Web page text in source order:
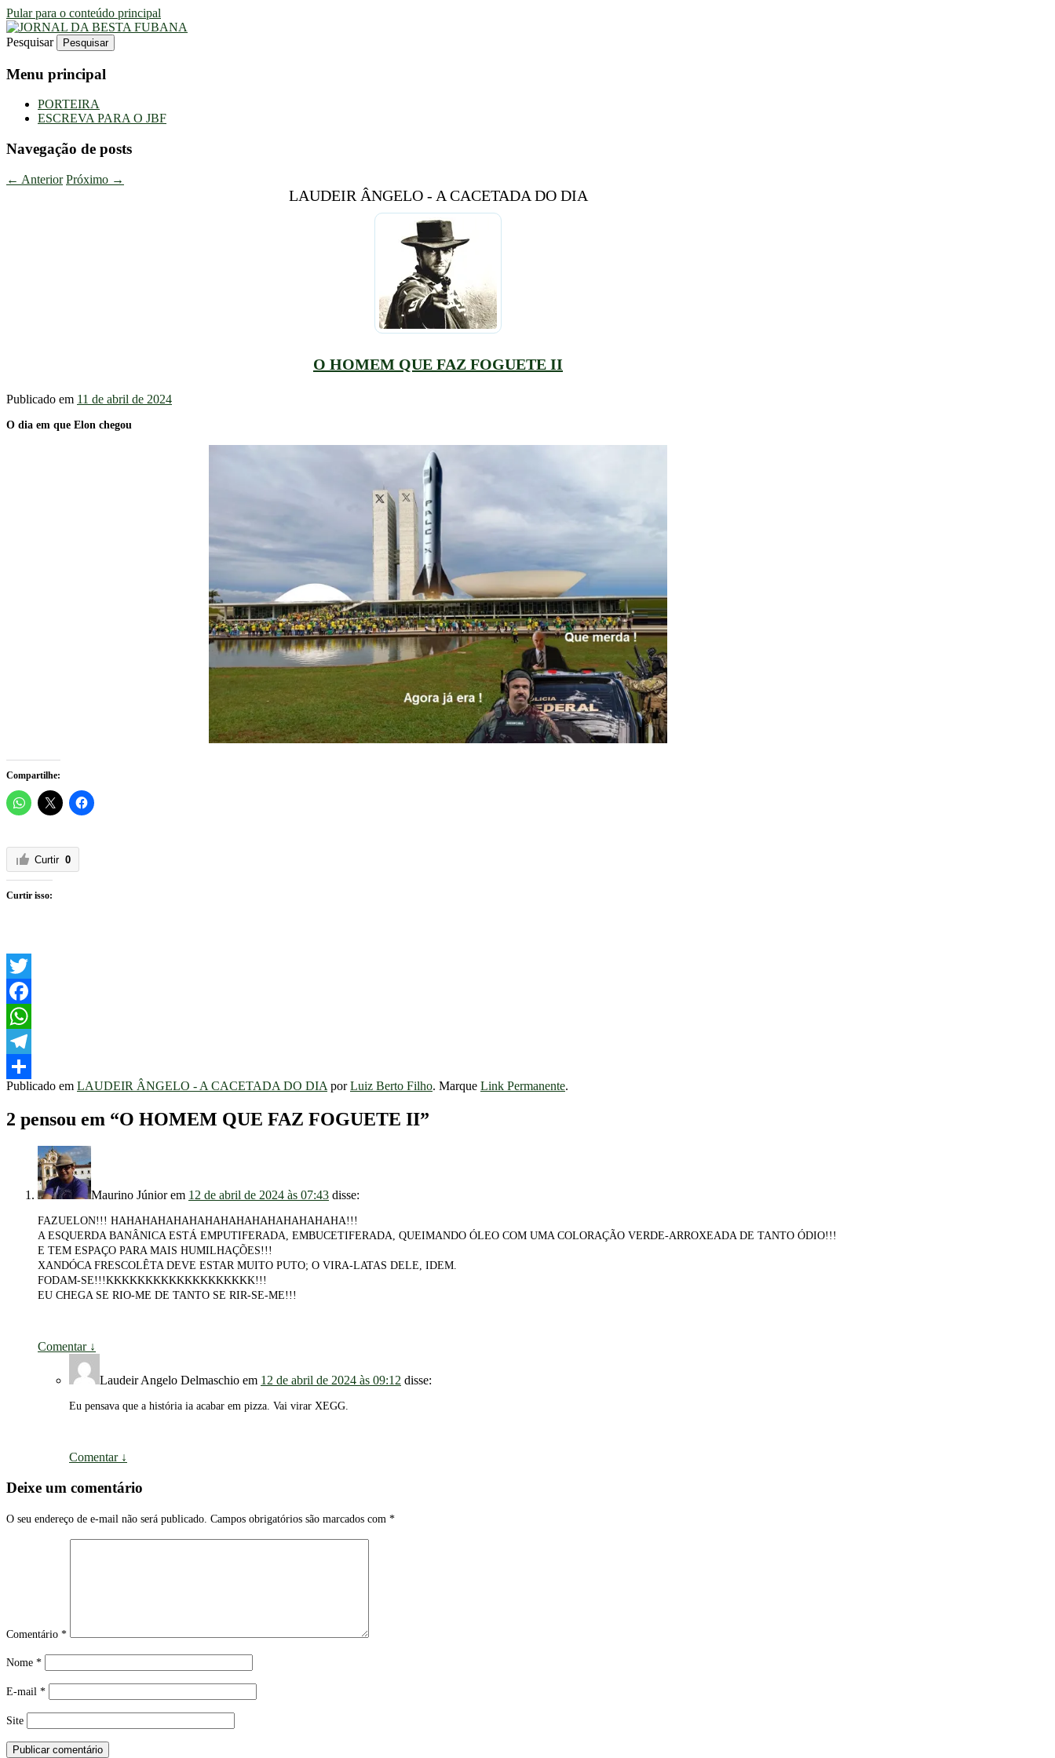
Pular para o conteúdo principal
JORNAL DA BESTA FUBANA
Uma Gazeta Escrota
Pesquisar
Menu principal
PORTEIRA
ESCREVA PARA O JBF
Navegação de posts
← Anterior Próximo →
LAUDEIR ÂNGELO - A CACETADA DO DIA
O HOMEM QUE FAZ FOGUETE II
Publicado em 11 de abril de 2024
O dia em que Elon chegou
Compartilhe:
Curtir 0
Curtir isso:
Twitter
Facebook
WhatsApp
Telegram
Share
Publicado em LAUDEIR ÂNGELO - A CACETADA DO DIA porLuiz Berto Filho. Marque Link Permanente.
2 pensou em “O HOMEM QUE FAZ FOGUETE II”
Maurino Júniorem 12 de abril de 2024 às 07:43 disse:
FAZUELON!!! HAHAHAHAHAHAHAHAHAHAHAHAHAHAHA!!!
A ESQUERDA BANÂNICA ESTÁ EMPUTIFERADA, EMBUCETIFERADA, QUEIMANDO ÓLEO COM UMA COLORAÇÃO VERDE-ARROXEADA DE TANTO ÓDIO!!!
E TEM ESPAÇO PARA MAIS HUMILHAÇÕES!!!
XANDÓCA FRESCOLÊTA DEVE ESTAR MUITO PUTO; O VIRA-LATAS DELE, IDEM.
FODAM-SE!!!KKKKKKKKKKKKKKKKKKK!!!
EU CHEGA SE RIO-ME DE TANTO SE RIR-SE-ME!!!
Comentar ↓
Laudeir Angelo Delmaschio em 12 de abril de 2024 às 09:12 disse:
Eu pensava que a história ia acabar em pizza. Vai virar XEGG.
Comentar ↓
Deixe um comentário
O seu endereço de e-mail não será publicado. Campos obrigatórios são marcados com *
Comentário *
Nome *
E-mail *
Site